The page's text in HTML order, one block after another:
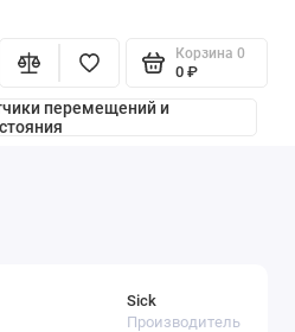
Корзина 0
0 ₽
перемещений и
Sick
Производитель